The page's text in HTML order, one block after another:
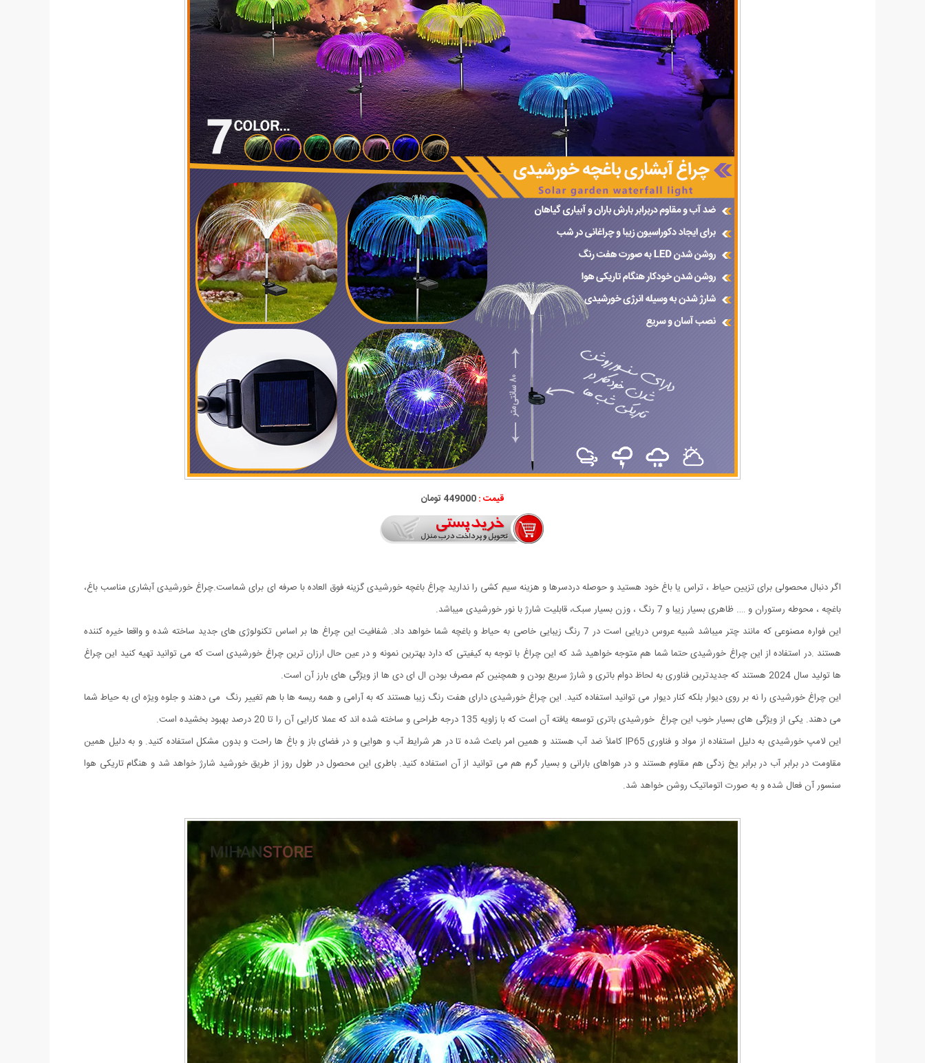
قیمت :449000 تومان
اگر دنبال محصولی برای تزیین حیاط ، تراس یا باغ خود هستید و حوصله دردسرها و هزینه سیم کشی را ندارید چراغ باغچه خورشیدی گزینه فوق العاده با صرفه ای برای شماست.چراغ خورشیدی آبشاری مناسب باغ،
باغچه ، محوطه رستوران و …. ظاهری بسیار زیبا و 7 رنگ ، وزن بسیار سبک، قابلیت شارژ با نور خورشیدی میباشد.
این فواره مصنوعی که مانند چتر میباشد شبیه عروس دریایی است در 7 رنگ زیبایی خاصی به حیاط و باغچه شما خواهد داد. شفافیت این چراغ ها بر اساس تکنولوژی های جدید ساخته شده و واقعا خیره کننده
هستند .در استفاده از این چراغ خورشیدی حتما شما هم متوجه خواهید شد که این چراغ با توجه به کیفیتی که دارد بهترین نمونه و در عین حال ارزان ترین چراغ خورشیدی است که می توانید تهیه کنید این چراغ
ها تولید سال 2024 هستند که جدیدترین فناوری به لحاظ دوام باتری و شارژ سریع بودن و همچنین کم مصرف بودن ال ای دی ها از ویژگی های بارز آن است.
این چراغ خورشیدی را نه بر روی دیوار بلکه کنار دیوار می توانید استفاده کنید. این چراغ خورشیدی دارای هفت رنگ زیبا هستند که به آرامی و همه ریسه ها با هم تغییر رنگ می دهند و جلوه ویژه ای به حیاط شما
می دهند. یکی از ویژگی های بسیار خوب این چراغ خورشیدی باتری توسعه یافته آن است که با زاویه 135 درجه طراحی و ساخته شده اند که عملا کارایی آن را تا 20 درصد بهبود بخشیده است.
این لامپ خورشیدی به دلیل استفاده از مواد و فناوری
IP65 کاملاً ضد آب هستند و همین امر باعث شده تا در هر شرایط آب و هوایی و در فضای باز و باغ ها راحت و بدون مشکل استفاده کنید. و به دلیل همین
مقاومت در برابر آب در برابر یخ زدگی هم مقاوم هستند و در هواهای بارانی و بسیار گرم هم می توانید از آن استفاده کنید. باطری این محصول در طول روز از طریق خورشید شارژ خواهد شد و هنگام تاریکی هوا
سنسور آن فعال شده و به صورت اتوماتیک روشن خواهد شد.